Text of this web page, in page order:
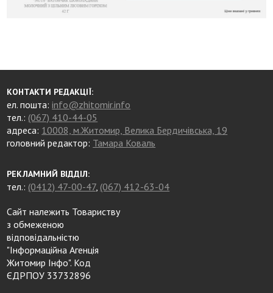
КОНТАКТИ РЕДАКЦІЇ:
ел. пошта:info@zhitomir.info
тел.: (067) 410-44-05
адреса: 10008, м.Житомир, Велика Бердичівська, 19
головний редактор: Тамара Коваль
РЕКЛАМНИЙ ВІДДІЛ:
тел.: (0412) 47-00-47, (067) 412-63-04
Сайт належить Товариству
з обмеженою
відповідальністю
"Інформаційна Агенція
Житомир Інфо". Код
ЄДРПОУ 33732896